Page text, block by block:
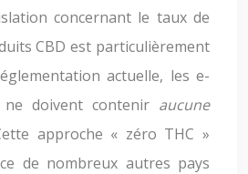
concernant le taux de
CBD est particulièrement
actuelle, les e-
doivent contenir aucune
approche « zéro THC »
de nombreux autres pays